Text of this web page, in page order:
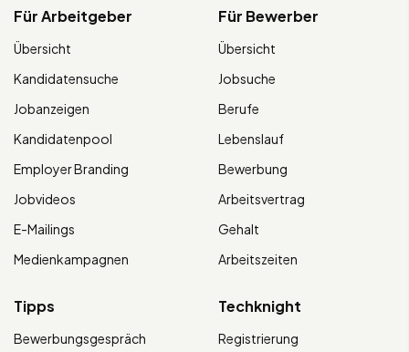
Für Arbeitgeber
Übersicht
Kandidatensuche
Jobanzeigen
Kandidatenpool
Employer Branding
Jobvideos
E-Mailings
Medienkampagnen
Für Bewerber
Übersicht
Jobsuche
Berufe
Lebenslauf
Bewerbung
Arbeitsvertrag
Gehalt
Arbeitszeiten
Tipps
Bewerbungsgespräch
Techknight
Registrierung